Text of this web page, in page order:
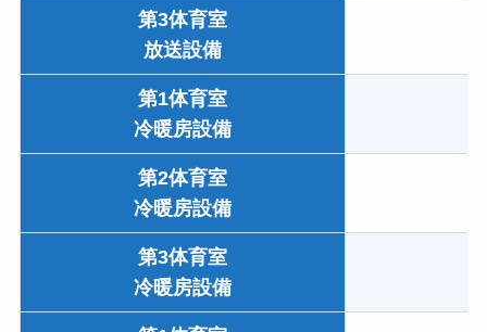
第3体育室
放送設備
第1体育室
冷暖房設備
第2体育室
冷暖房設備
第3体育室
冷暖房設備